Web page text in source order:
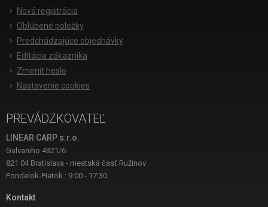
Nová registrácia
Oblúbené položky
Predchádzajúce objednávky
Editácia zákazníka
Zmeniť heslo
Nastavenie cookies
PREVÁDZKOVATEĽ
LINEAR CARP s.r.o.
Galvaniho 4321/6
821 04 Bratislava - mestská časť Ružinov
Pondelok-Piatok : 9:00 - 17:30
Kontakt